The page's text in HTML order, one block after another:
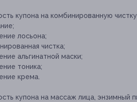
купона на комбинированную
лосьона;
чистка;
альгинатной маски;
тоника;
крема.
купона на массаж лица, энзимный